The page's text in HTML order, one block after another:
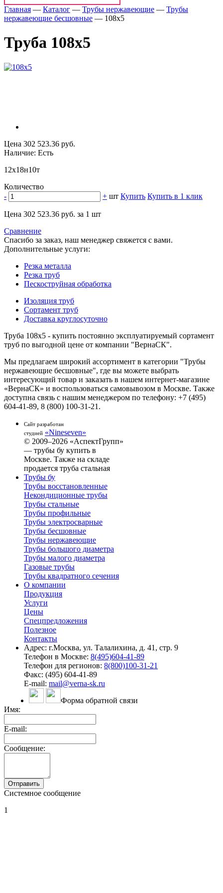
Главная — Каталог — Трубы нержавеющие — Трубы
нержавеющие бесшовные — 108х5
Труба 108х5
Цена 302 523.36 руб.
Наличие: Есть
12х18н10т
Количество
-
+ шт Купить Купить в 1 клик
Цена 302 523.36 руб. за 1 шт
Сравнение
Спасибо за заказ, наш менеджер свяжется с вами.
Дополнительные услуги:
Резка металла
Резка труб
Пескоструйная обработка
Изоляция труб
Сортамент труб
Доставка круглосуточно
Труба 108х5 - купить постоянно эксплуатируемый сортамент
труб по выгодной цене от компании "ВернаСК".
Мы предлагаем широкий ассортимент в категории "Трубы
нержавеющие бесшовные", где вы можете выбрать
интересующий товар и заказать в нашем интернет-магазине
«ВернаСК» и воспользоваться самовывозом в Москве. Также
доступна связь с нашим менеджером по телефону: +7 (495)
604-41-89, 8 (800) 100-31-21.
Сайт разработан
студией «Nineseven»
© 2009–2026 «АспектГрупп»
— трубы бу купить в
Москве. Также на складе
продается труба стальная
Трубы бу
Трубы восстановленные
Некондиционные трубы
Трубы стальные
Трубы профильные
Трубы электросварные
Трубы бесшовные
Трубы нержавеющие
Трубы большого диаметра
Трубы малого диаметра
Газовые трубы
Трубы квадратного сечения
О компании
Продукция
Услуги
Цены
Спецпредложения
Полезное
Контакты
Адрес: г.Москва, ул. Талалихина, д. 41, стр. 9
Телефон в Москве: 8(495)604-41-89
Телефон для регионов: 8(800)100-31-21
Факс: (495) 604-41-89
E-mail: mail@verna-sk.ru
Форма обратной связи
Имя:
E-mail:
Сообщение:
Системное сообщение
1